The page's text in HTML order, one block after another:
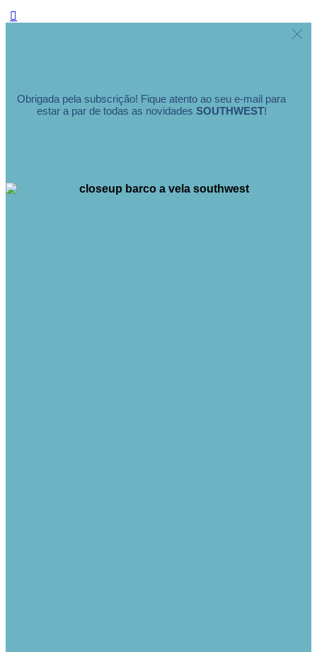
Obrigada pela subscrição! Fique atento ao seu e-mail para
estar a par de todas as novidades SOUTHWEST!